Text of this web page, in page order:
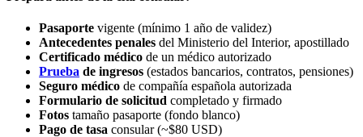
Pasaporte vigente (mínimo 1 año de validez)
Antecedentes penales del Ministerio del Interior, apostillado
Certificado médico de un médico autorizado
Prueba de ingresos (estados bancarios, contratos, pensiones)
Seguro médico de compañía española autorizada
Formulario de solicitud completado y firmado
Fotos tamaño pasaporte (fondo blanco)
Pago de tasa consular (~$80 USD)